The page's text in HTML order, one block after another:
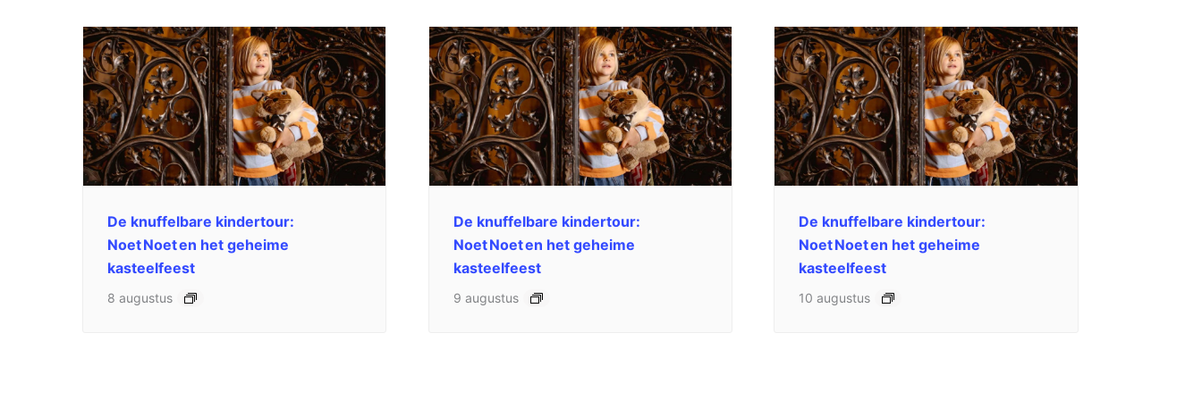
De knuffelbare kindertour:
Noet Noet en het geheime
kasteelfeest
8 augustus
De knuffelbare kindertour:
Noet Noet en het geheime
kasteelfeest
9 augustus
De knuffelbare kindertour:
Noet Noet en het geheime
kasteelfeest
10 augustus